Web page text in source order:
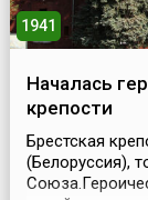
1941
Началась
крепости
Брестская
(Белоруссия),